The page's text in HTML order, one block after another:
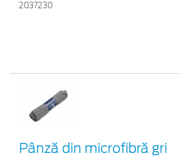
2037230
Pânză din microfibră gri